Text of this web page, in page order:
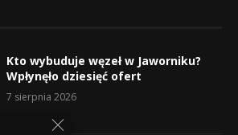
Kto wybuduje węzeł w Jaworniku?
Wpłynęło dziesięć ofert
7 sierpnia 2026